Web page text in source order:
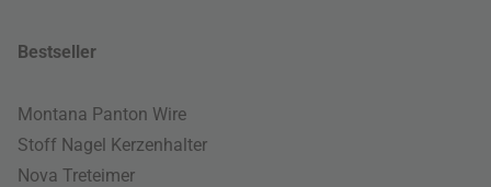
Bestseller
Montana Panton Wire
Stoff Nagel Kerzenhalter
Nova Treteimer